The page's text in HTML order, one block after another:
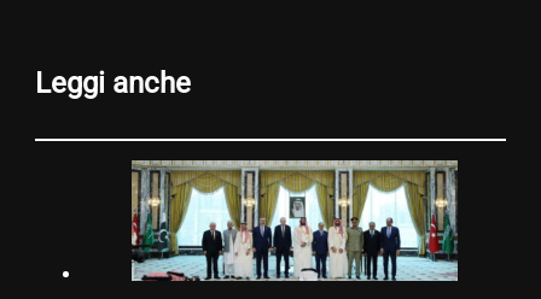
Leggi anche